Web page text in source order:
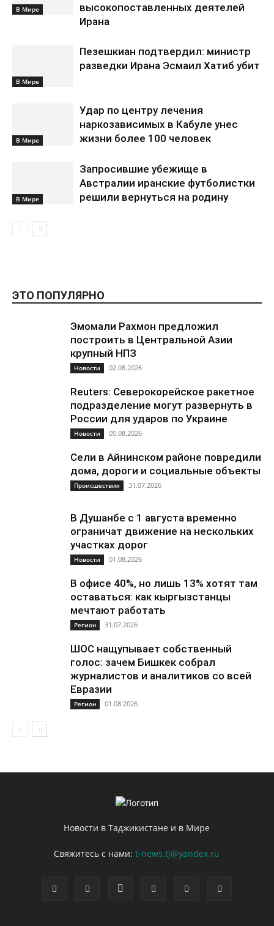
В Мире
высокопоставленных деятелей
Ирана
В Мире
Пезешкиан подтвердил: министр
разведки Ирана Эсмаил Хатиб убит
В Мире
Удар по центру лечения
наркозависимых в Кабуле унес
жизни более 100 человек
В Мире
Запросившие убежище в
Австралии иранские футболистки
решили вернуться на родину
ЭТО ПОПУЛЯРНО
Эмомали Рахмон предложил
построить в Центральной Азии
крупный НПЗ
Новости 02.08.2026
Reuters: Северокорейское ракетное
подразделение могут развернуть в
России для ударов по Украине
Новости 05.08.2026
Сели в Айнинском районе повредили
дома, дороги и социальные объекты
Происшествия 31.07.2026
В Душанбе с 1 августа временно
ограничат движение на нескольких
участках дорог
Новости 01.08.2026
В офисе 40%, но лишь 13% хотят там
оставаться: как кыргызстанцы
мечтают работать
Регион 31.07.2026
ШОС нащупывает собственный
голос: зачем Бишкек собрал
журналистов и аналитиков со всей
Евразии
Регион 01.08.2026
Новости в Таджикистане и в Мире
Свяжитесь с нами:t-news.tj@yandex.ru